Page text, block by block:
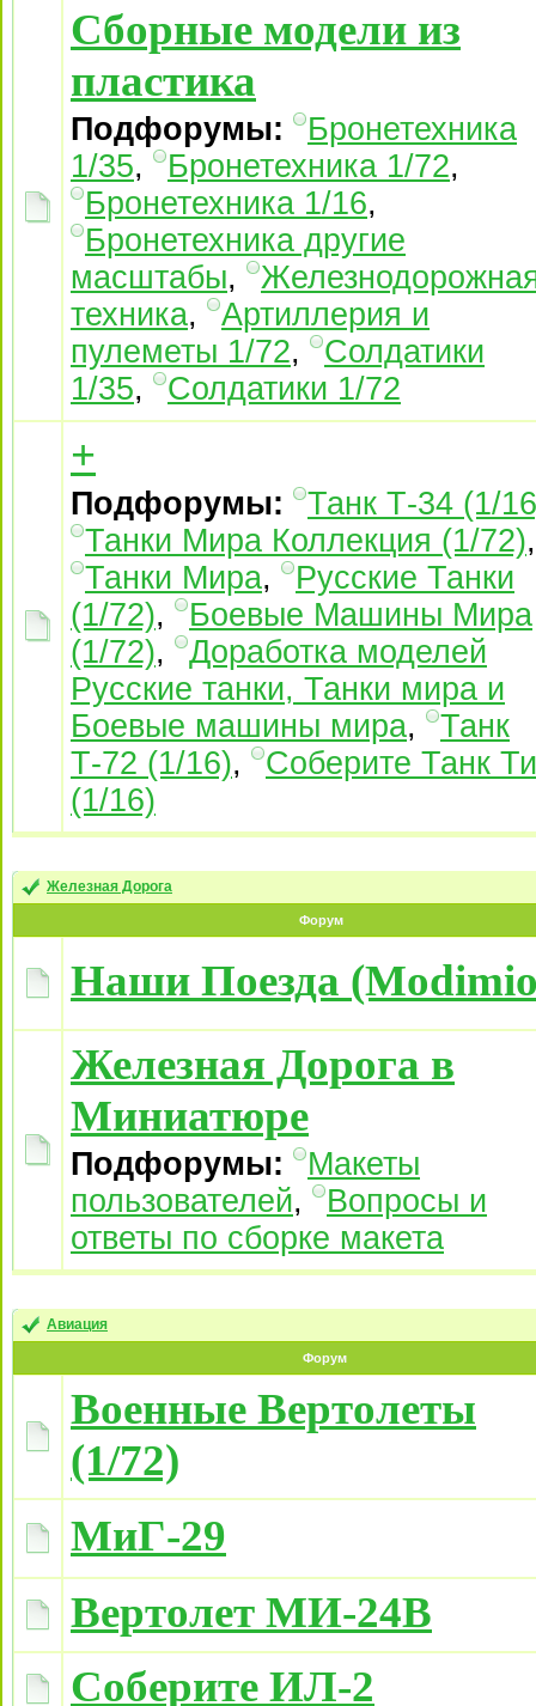
Сборные модели из
пластика
Подфорумы:
Бронетехника
1/35, Бронетехника 1/72,
Бронетехника 1/16,
Бронетехника другие
масштабы,
техника,
Артиллерия и
пулеметы 1/72,
Солдатики
1/35, Солдатики 1/72
+
Подфорумы:
Танк Т-34 (1/
Танки Мира Коллекция (1/72),
Танки Мира,
Русские Танки
(1/72),
Боевые Машины Мира
(1/72),
Доработка моделей
Русские танки, Танки мира и
Боевые машины мира,
Танк
Т-72 (1/16),
Соберите Танк
(1/16)
Железная Дорога
Форум
Наши Поезда
Железная Дорога в
Миниатюре
Подфорумы:
Макеты
пользователей,
Вопросы и
ответы по сборке макета
Авиация
Форум
Военные Вертолеты
(1/72)
МиГ-29
Вертолет МИ-24В
Соберите ИЛ-2